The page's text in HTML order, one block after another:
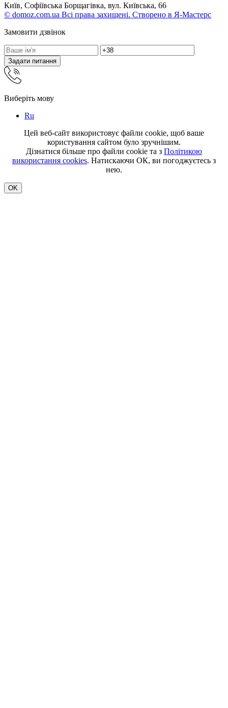
Київ, Софіївська Борщагівка, вул. Київська, 66
© domoz.com.ua Всі права захищені. Створено в Я-Мастерс
Замовити дзвінок
Задати питання
Виберіть мову
Ru
Цей веб-сайт використовує файли cookie, щоб ваше
користування сайтом було зручнішим.
Дізнатися більше про файли cookie та з Політикою
використання cookies. Натискаючи ОК, ви погоджуєтесь з
нею.
OK